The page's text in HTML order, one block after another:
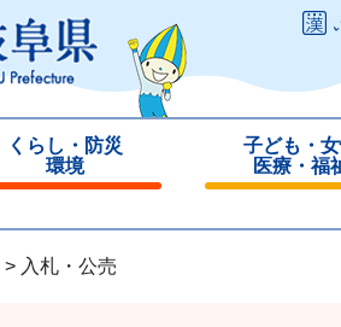
くらし・防災
環境
子ども・
医療・福
じ
> 入札・公売